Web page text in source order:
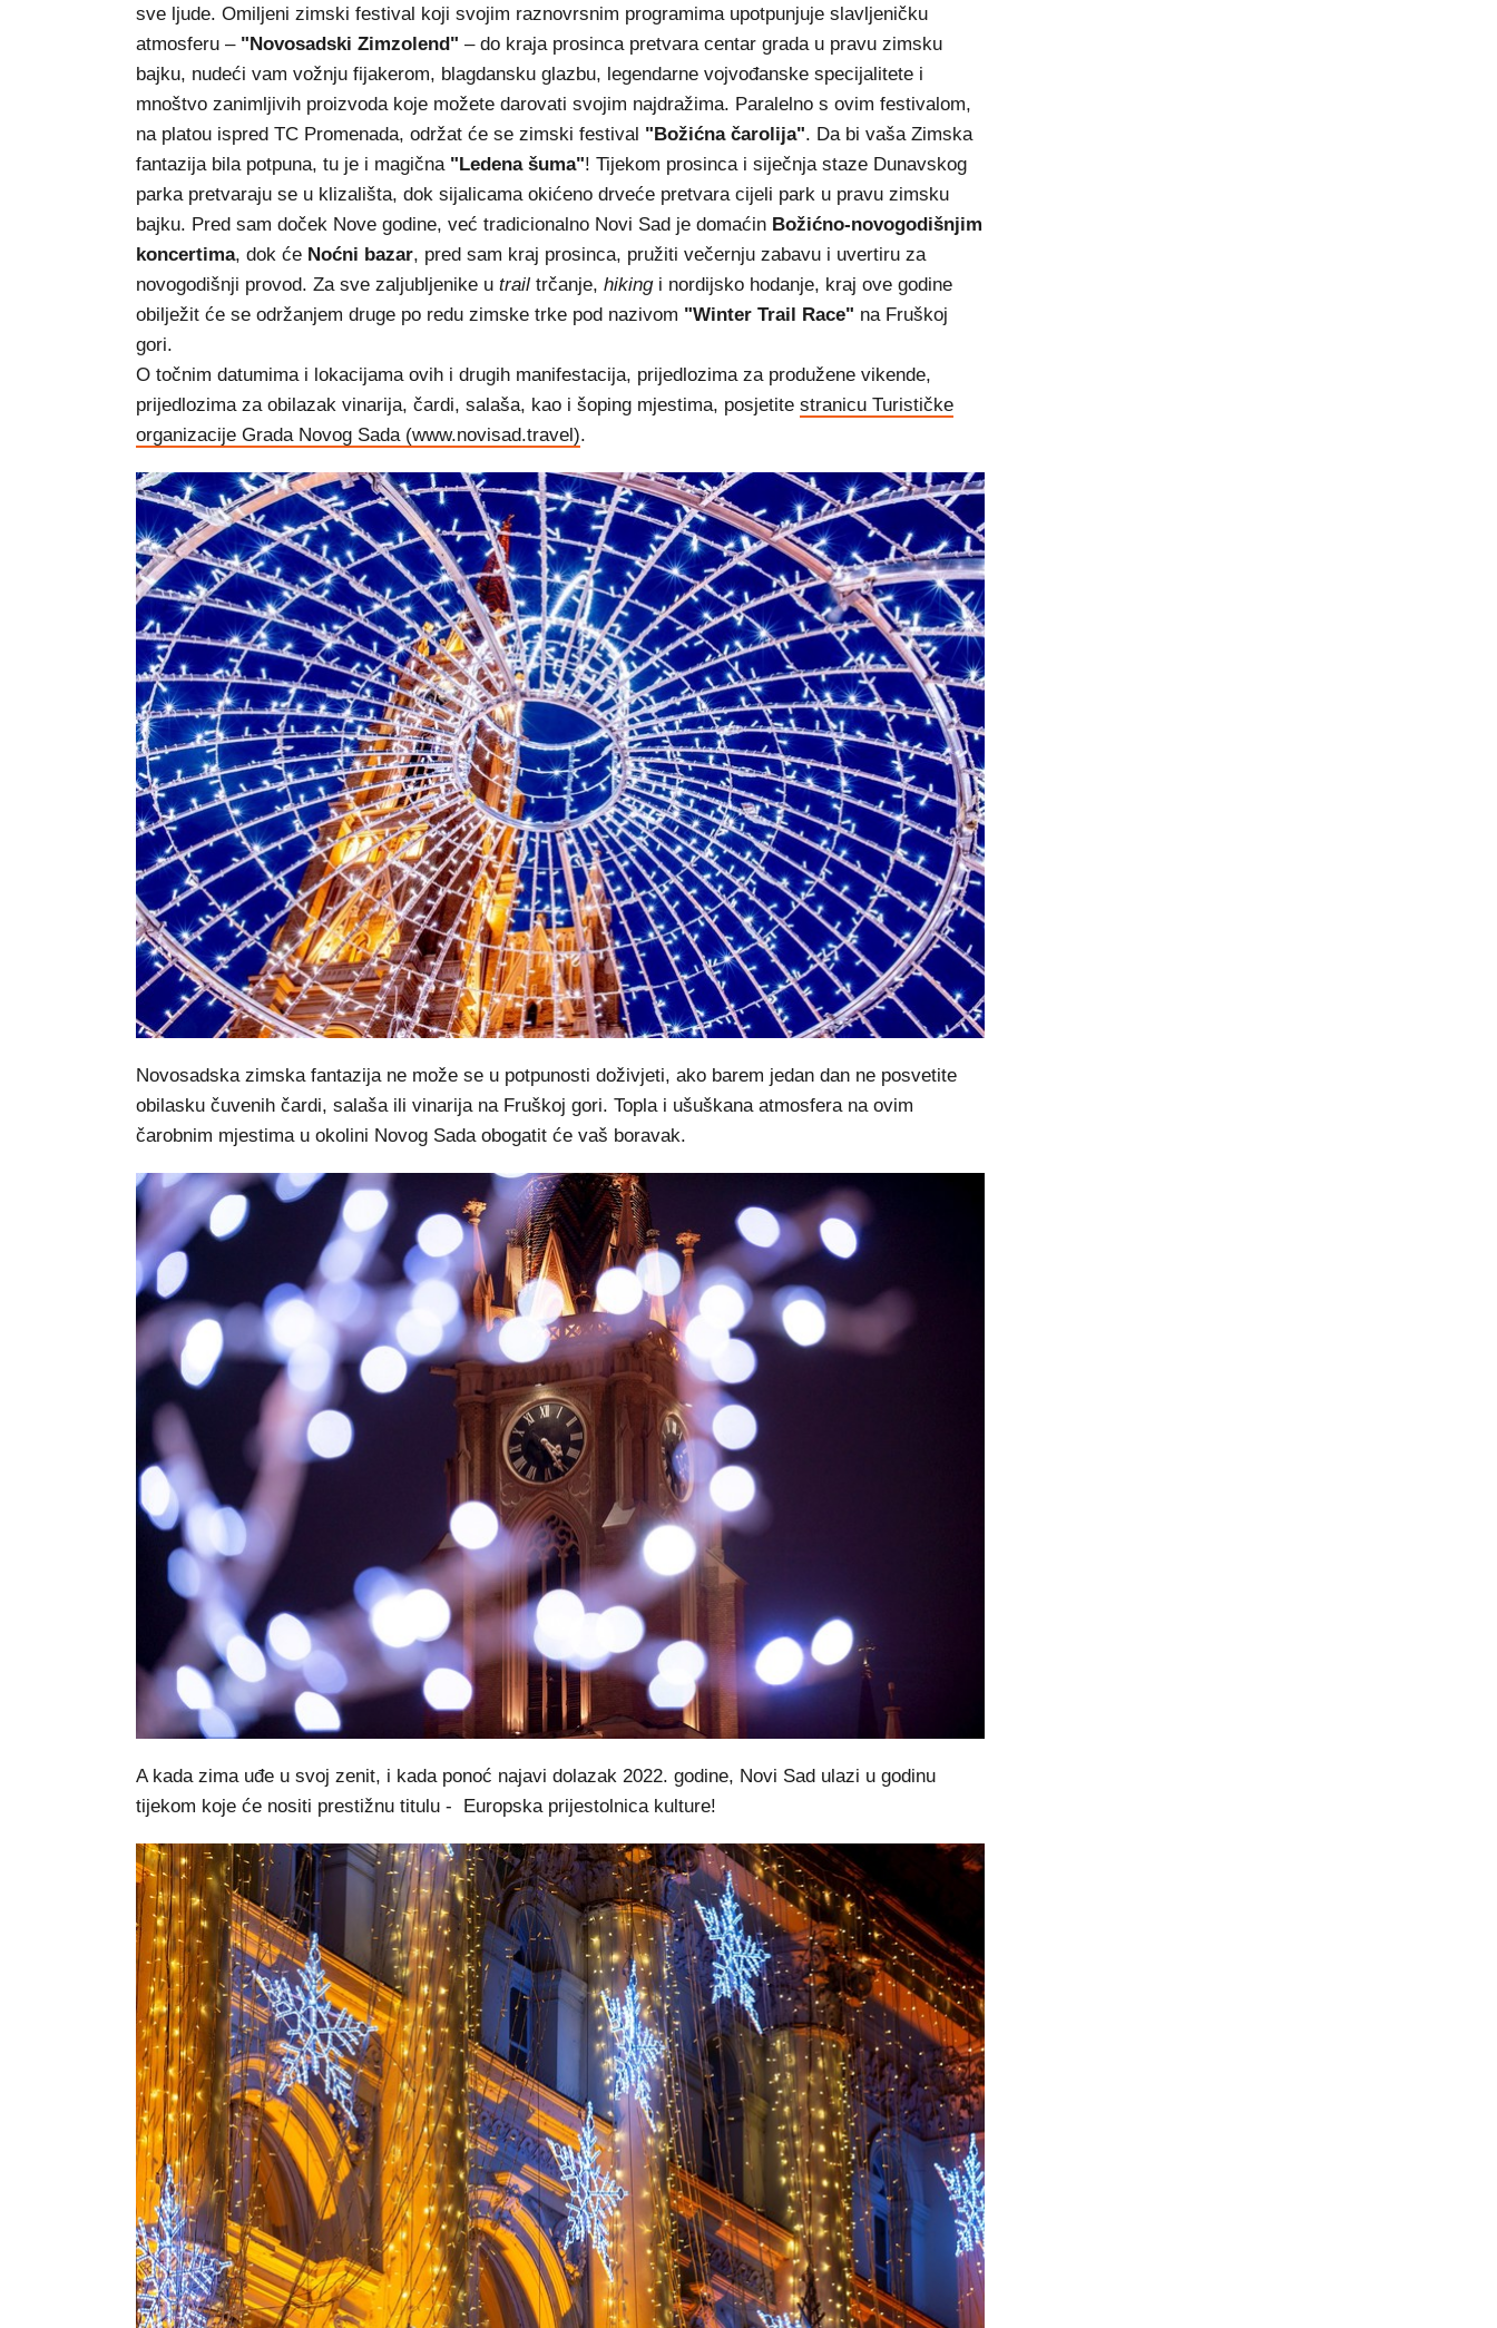
sve ljude. Omiljeni zimski festival koji svojim raznovrsnim programima upotpunjuje slavljeničku
atmosferu – "Novosadski Zimzolend" – do kraja prosinca pretvara centar grada u pravu zimsku
bajku, nudeći vam vožnju fijakerom, blagdansku glazbu, legendarne vojvođanske specijalitete i
mnoštvo zanimljivih proizvoda koje možete darovati svojim najdražima. Paralelno s ovim festivalom,
na platou ispred TC Promenada, održat će se zimski festival "Božićna čarolija". Da bi vaša Zimska
fantazija bila potpuna, tu je i magična "Ledena šuma"! Tijekom prosinca i siječnja staze Dunavskog
parka pretvaraju se u klizališta, dok sijalicama okićeno drveće pretvara cijeli park u pravu zimsku
bajku. Pred sam doček Nove godine, već tradicionalno Novi Sad je domaćin Božićno-novogodišnjim
koncertima, dok će Noćni bazar, pred sam kraj prosinca, pružiti večernju zabavu i uvertiru za
novogodišnji provod. Za sve zaljubljenike u trail trčanje, hikingi nordijsko hodanje, kraj ove godine
obilježit će se održanjem druge po redu zimske trke pod nazivom "Winter Trail Race" na Fruškoj
gori.
O točnim datumima i lokacijama ovih i drugih manifestacija, prijedlozima za produžene vikende,
prijedlozima za obilazak vinarija, čardi, salaša, kao i šoping mjestima, posjetite stranicu Turističke
organizacije Grada Novog Sada (www.novisad.travel).
Novosadska zimska fantazija ne može se u potpunosti doživjeti, ako barem jedan dan ne posvetite
obilasku čuvenih čardi, salaša ili vinarija na Fruškoj gori. Topla i ušuškana atmosfera na ovim
čarobnim mjestima u okolini Novog Sada obogatit će vaš boravak.
A kada zima uđe u svoj zenit, i kada ponoć najavi dolazak 2022. godine, Novi Sad ulazi u godinu
tijekom koje će nositi prestižnu titulu - Europska prijestolnica kulture!